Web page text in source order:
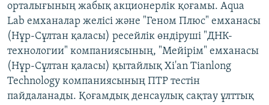
орталығының жабық акционерлік қоғамы. Aqua
Lab емханалар желісі және "Геном Плюс" емханасы
(Нұр-Сұлтан қаласы) ресейлік өндіруші "ДНК-
технологии" компаниясының, "Мейірім" емханасы
(Нұр-Сұлтан қаласы) қытайлық Xi'an Tianlong
Technology компаниясының ПТР тестін
пайдаланады. Қоғамдық денсаулық сақтау ұлттық